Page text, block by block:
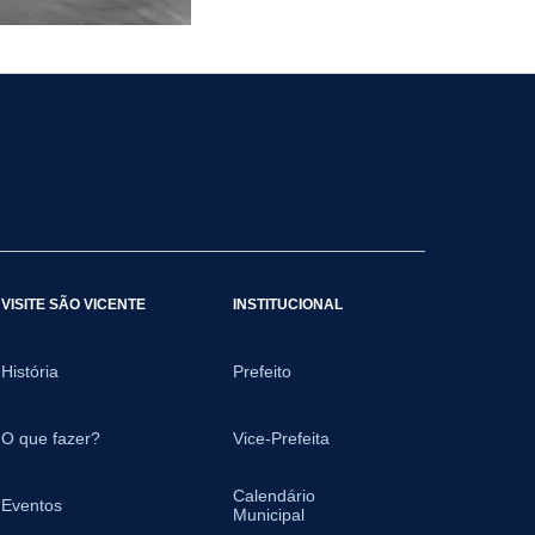
VISITE SÃO VICENTE
História
O que fazer?
Eventos
INSTITUCIONAL
Prefeito
Vice-Prefeita
Calendário
Municipal